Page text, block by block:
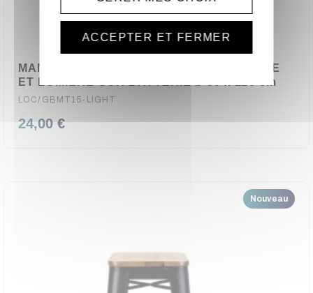
MANGE DEBOUT AVEC HOUSSE BLANCHE
ET LUMIERE SUR BATTERIE ø 80 x 110 cm
LOC/GBMT15-LIGHT
24,00 €
Nouveau
ACCEPTER ET FERMER